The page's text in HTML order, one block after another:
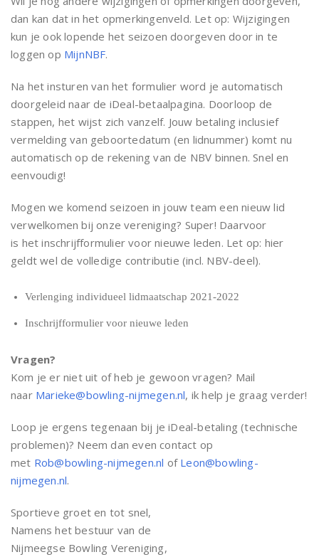
dan kan dat in het opmerkingenveld. Let op: Wijzigingen
kun je ook lopende het seizoen doorgeven door in te
loggen op MijnNBF.
Na het insturen van het formulier word je automatisch
doorgeleid naar de iDeal-betaalpagina. Doorloop de
stappen, het wijst zich vanzelf. Jouw betaling inclusief
vermelding van geboortedatum (en lidnummer) komt nu
automatisch op de rekening van de NBV binnen. Snel en
eenvoudig!
Mogen we komend seizoen in jouw team een nieuw lid
verwelkomen bij onze vereniging? Super! Daarvoor
is het inschrijfformulier voor nieuwe leden. Let op: hier
geldt wel de volledige contributie (incl. NBV-deel).
Verlenging individueel lidmaatschap 2021-2022
Inschrijfformulier voor nieuwe leden
Vragen?
Kom je er niet uit of heb je gewoon vragen? Mail
naar Marieke@bowling-nijmegen.nl, ik help je graag verder!
Loop je ergens tegenaan bij je iDeal-betaling (technische
problemen)? Neem dan even contact op
met Rob@bowling-nijmegen.nl of Leon@bowling-
nijmegen.nl.
Sportieve groet en tot snel,
Namens het bestuur van de
Nijmeegse Bowling Vereniging,